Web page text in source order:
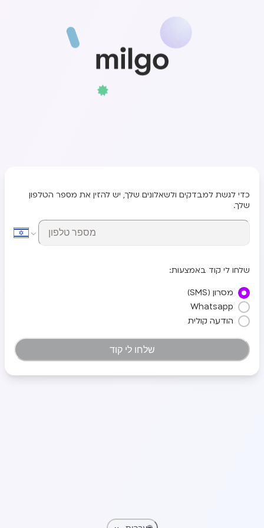
כדי לגשת למבדקים ולשאלונים שלך, יש להזין את מספר הטלפון
שלך.
שלחו לי קוד באמצעות:
מסרון (SMS)
Whatsapp
הודעה קולית
שלחו לי קוד